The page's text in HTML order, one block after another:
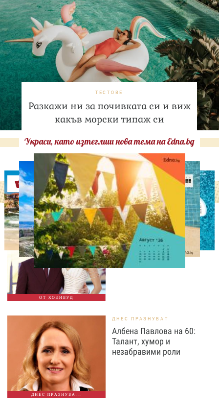
ТЕСТОВЕ
Разкажи ни за почивката си и виж
какъв морски типаж си
Украси, като изтеглиш нова тема на Edna.bg
Оферти
ОТ ХОЛИВУД
СВОБОДНО ВРЕМЕ
Том Холанд и Зендая
забелязани с брачни
халки в Лондон
ДНЕС ПРАЗНУВА...
ДНЕС ПРАЗНУВАТ
Албена Павлова на 60:
Талант, хумор и
незабравими роли